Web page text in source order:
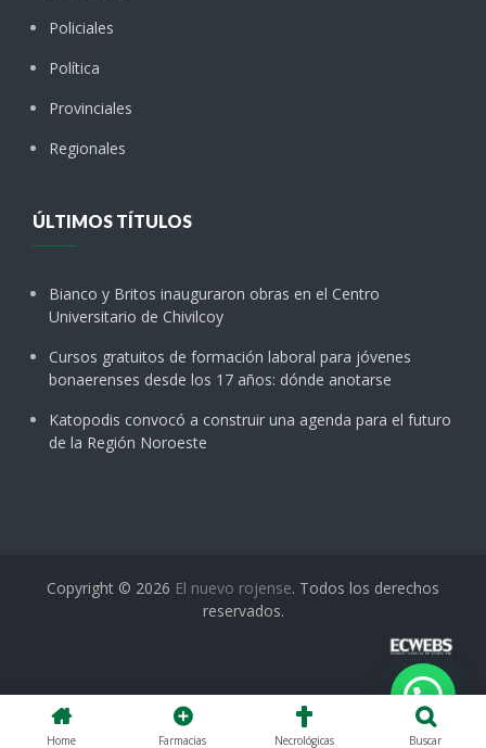
Policiales
Política
Provinciales
Regionales
ÚLTIMOS TÍTULOS
Bianco y Britos inauguraron obras en el Centro
Universitario de Chivilcoy
Cursos gratuitos de formación laboral para jóvenes
bonaerenses desde los 17 años: dónde anotarse
Katopodis convocó a construir una agenda para el futuro
de la Región Noroeste
Copyright © 2026 El nuevo rojense. Todos los derechos
reservados.
Home Farmacias Necrológicas Buscar